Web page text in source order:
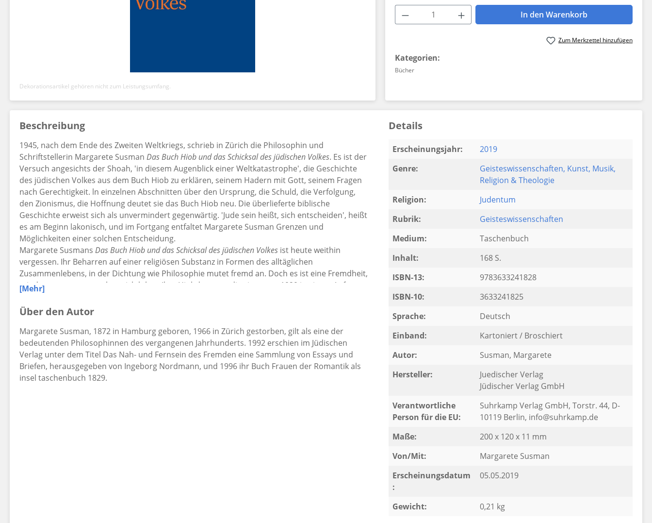
Dekorationsartikel gehören nicht zum Leistungsumfang.
Produkt Anzahl: Gib den gewünschten Wert
In den Warenkorb
Zum Merkzettel hinzufügen
Kategorien:
Bücher
Beschreibung
1945, nach dem Ende des Zweiten Weltkriegs, schrieb in Zürich die Philosophin und
Schriftstellerin Margarete Susman Das Buch Hiob und das Schicksal des jüdischen Volkes. Es ist der
Versuch angesichts der Shoah, 'in diesem Augenblick einer Weltkatastrophe', die Geschichte
des jüdischen Volkes aus dem Buch Hiob zu erklären, seinem Hadern mit Gott, seinem Fragen
nach Gerechtigkeit. ln einzelnen Abschnitten über den Ursprung, die Schuld, die Verfolgung,
den Zionismus, die Hoffnung deutet sie das Buch Hiob neu. Die überlieferte biblische
Geschichte erweist sich als unvermindert gegenwärtig. 'Jude sein heißt, sich entscheiden', heißt
es am Beginn lakonisch, und im Fortgang entfaltet Margarete Susman Grenzen und
Möglichkeiten einer solchen Entscheidung.
Margarete Susmans Das Buch Hiob und das Schicksal des jüdischen Volkes ist heute weithin
vergessen. Ihr Beharren auf einer religiösen Substanz in Formen des alltäglichen
Zusammenlebens, in der Dichtung wie Philosophie mutet fremd an. Doch es ist eine Fremdheit,
mit der vertraut zu machen sich lohnt. Ihre Hiobdeutung, die sie zuerst 1929 in einem Aufsatz
Celan beeinflußt. 'Es gibt', schreibt Margarete Susman, 'keine große Leistung des Judentums im
nennt, die nicht im Kern eine Theodizee, der Versuch einer Rechtfertigung Gottes vor seinem
Volk oder eine Rechtfertigung des Volkes vor Gott wäre. Die ganze große nachbiblische
Überlieferung kreist letztlich um diese Frage.'
[Mehr]
Über den Autor
Margarete Susman, 1872 in Hamburg geboren, 1966 in Zürich gestorben, gilt als eine der
bedeutenden Philosophinnen des vergangenen Jahrhunderts. 1992 erschien im Jüdischen
Verlag unter dem Titel Das Nah- und Fernsein des Fremden eine Sammlung von Essays und
Briefen, herausgegeben von Ingeborg Nordmann, und 1996 ihr Buch Frauen der Romantik als
insel taschenbuch 1829.
Details
Erscheinungsjahr:
2019
Genre:
Geisteswissenschaften, Kunst, Musik,
Religion & Theologie
Religion:
Judentum
Rubrik:
Geisteswissenschaften
Medium:
Taschenbuch
Inhalt:
168 S.
ISBN-13:
9783633241828
ISBN-10:
3633241825
Sprache:
Deutsch
Einband:
Kartoniert / Broschiert
Autor:
Susman, Margarete
Hersteller:
Juedischer Verlag
Jüdischer Verlag GmbH
Verantwortliche
Person für die EU:
Suhrkamp Verlag GmbH, Torstr. 44, D-
10119 Berlin, info@suhrkamp.de
Maße:
200 x 120 x 11 mm
Von/Mit:
Margarete Susman
Erscheinungsdatum
:
05.05.2019
Gewicht: 0,21 kg